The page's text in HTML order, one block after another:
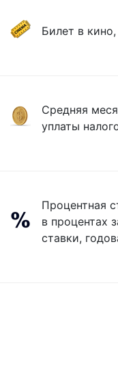
Билет в
Средняя
уплаты
Процентная
в процентах
ставки,